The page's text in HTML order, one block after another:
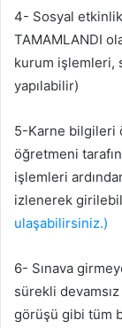
4- Sosyal
TAMAMLANDI
kurum işlemleri,
yapılabilir)
5-Karne bilgileri
öğretmeni
işlemleri
izlenerek
ulaşabilirsiniz.)
6- Sınava
sürekli
görüşü gibi tüm